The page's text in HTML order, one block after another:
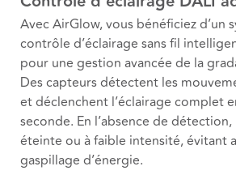
Avec AirGlow, vous bénéficiez d’un
contrôle d’éclairage sans fil
pour une gestion avancée de la
Des capteurs détectent les
et déclenchent l’éclairage complet
seconde. En l’absence de
éteinte ou à faible intensité, évitant
gaspillage d’énergie.